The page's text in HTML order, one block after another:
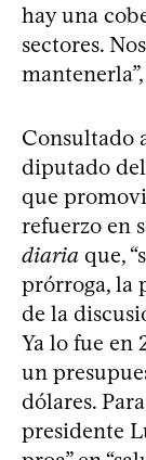
hay una
sectores.
Consultado
diputado
que
refuerzo en
diaria que,
prórroga, la
de la
Ya lo fue en
un
dólares.
presidente